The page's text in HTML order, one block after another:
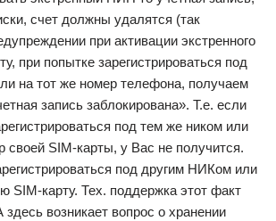
счет должны удалятся (так
при активации экстренного
при попытке зарегистрироваться под
на тот же номер телефона, получаем
запись заблокирована». Т.е. если
под тем же ником или
своей SIM-карты, у Вас не получится.
под другим НИКом или
SIM-карту. Тех. поддержка этот факт
возникает вопрос о хранении